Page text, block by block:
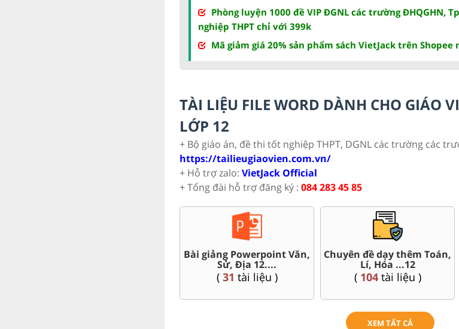
Phòng luyện 1000 đề VIP ĐGNL các trường ĐHQGHN,
nghiệp THPT chỉ với 399k
Mã giảm giá 20% sản phẩm sách VietJack trên Shopee
TÀI LIỆU FILE WORD DÀNH CHO GIÁO
LỚP 12
+ Bộ giáo án, đề thi tốt nghiệp THPT, DGNL các trường các
https://tailieugiaovien.com.vn/
+ Hỗ trợ zalo: VietJack Official
+ Tổng đài hỗ trợ đăng ký : 084 283 45 85
Đề thi HSG 12 500+ đề thi thử tốt nghiệp
THPT Quốc gia form 2025
100+ đề thi
Hà Nội,
XEM TẤT CẢ